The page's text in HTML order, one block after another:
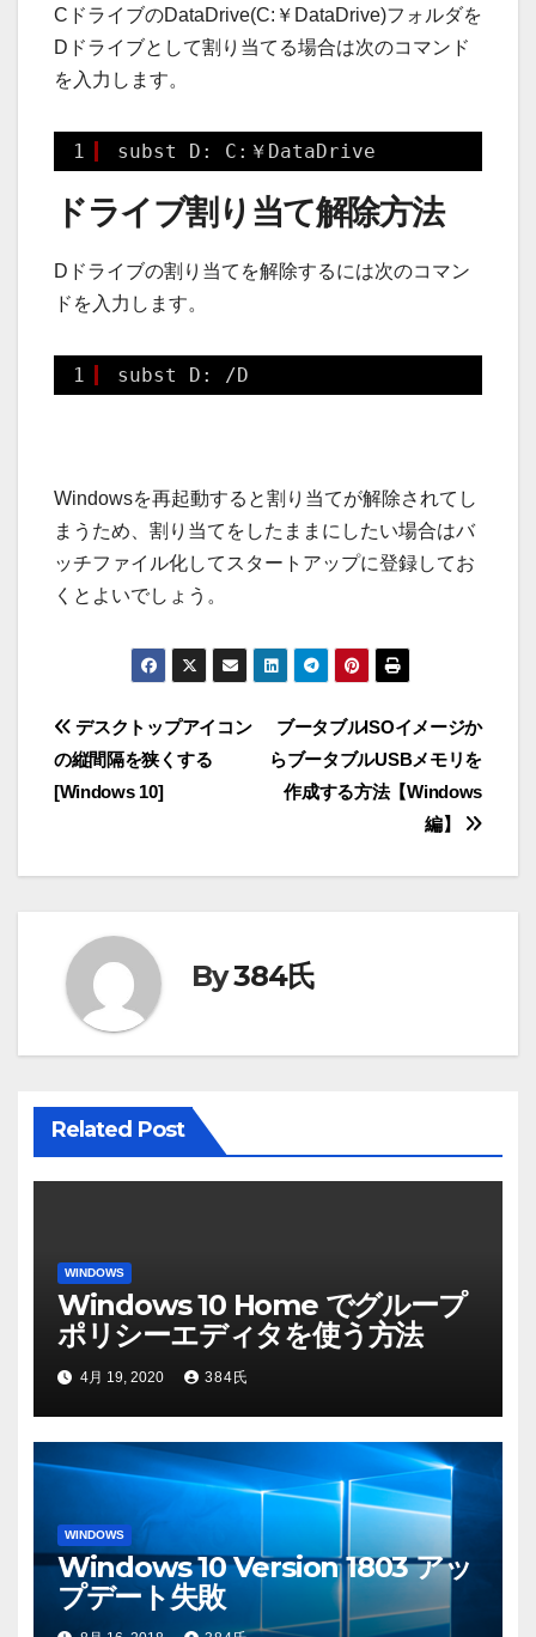
CドライブのDataDrive(C:￥DataDrive)フォルダを
Dドライブとして割り当てる場合は次のコマンド
を入力します。
1 subst D: C:￥DataDrive
ドライブ割り当て解除方法
Dドライブの割り当てを解除するには次のコマン
ドを入力します。
1 subst D: /D
Windowsを再起動すると割り当てが解除されてし
まうため、割り当てをしたままにしたい場合はバ
ッチファイル化してスタートアップに登録してお
くとよいでしょう。
投
稿
ビ
ゲ
ー
シ
ン
ブータブルISOイメージか
らブータブルUSBメモリを
作成する方法【Windows
編】
デスクトップアイコン
の縦間隔を狭くする
[Windows 10]
By384氏
Related Post
WINDOWS
Windows 10 Home でグループ
ポリシーエディタを使う方法
4月 19, 2020 384氏
WINDOWS
Windows 10 Version 1803 アッ
プデート失敗